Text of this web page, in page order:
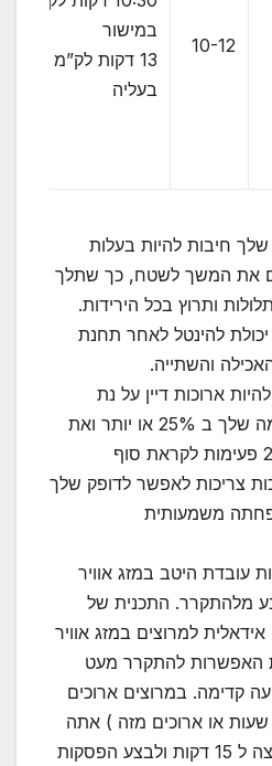
10-12
במישור
13 דקות לק”מ
בעליה
חיבות להיות בעלות
את המשך לשטח, כך שתלך
ותרוץ בכל הירידות.
להינטל לאחר תחנת
והשתייה.
ארוכות דיין על נת
להפחית את קצב הנשימה שלך ב 25% או יותר ואת
הדופק שלך לפחות ב 20 פעימות לקראת סוף
צריכות לאפשר לדופק שלך
משמעותית
עובדת היטב במזג אוויר
מלהתקרר. התכנית של
למרוצים במזג אוויר
האפשרות להתקרר מעט
קדימה. במרוצים ארוכים
מאוד ( 100 מיילים 24 שעות או ארוכים מזה ) אתה
יכול לקצר את קטעי הריצה ל 15 דקות ולבצע הפסקות